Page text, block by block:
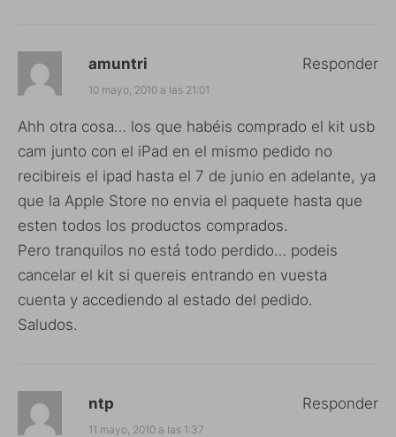
amuntri
10 mayo, 2010 a las 21:01
Ahh otra cosa… los que habéis comprado el kit usb
cam junto con el iPad en el mismo pedido no
recibireis el ipad hasta el 7 de junio en adelante, ya
que la Apple Store no envia el paquete hasta que
esten todos los productos comprados.
Pero tranquilos no está todo perdido… podeis
cancelar el kit si quereis entrando en vuesta
cuenta y accediendo al estado del pedido.
Saludos.
Responder
ntp
11 mayo, 2010 a las 1:37
Responder